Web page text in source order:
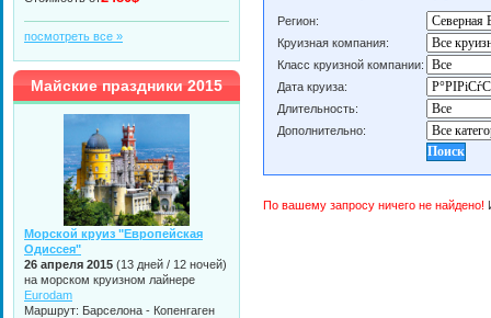
Регион:
Круизная компания:
Класс круизной компании:
Дата круиза:
Длительность:
Дополнительно:
По вашему запросу ничего не найдено!
посмотреть все »
Майские праздники 2015
Морской круиз "Европейская
Одиссея"
26 апреля 2015 (13 дней / 12 ночей)
на морском круизном лайнере
Eurodam
Маршрут: Барселона - Копенгаген